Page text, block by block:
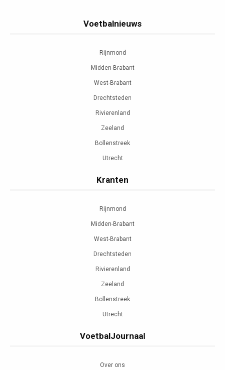
Voetbalnieuws
Rijnmond
Midden-Brabant
West-Brabant
Drechtsteden
Rivierenland
Zeeland
Bollenstreek
Utrecht
Kranten
Rijnmond
Midden-Brabant
West-Brabant
Drechtsteden
Rivierenland
Zeeland
Bollenstreek
Utrecht
VoetbalJournaal
Over ons